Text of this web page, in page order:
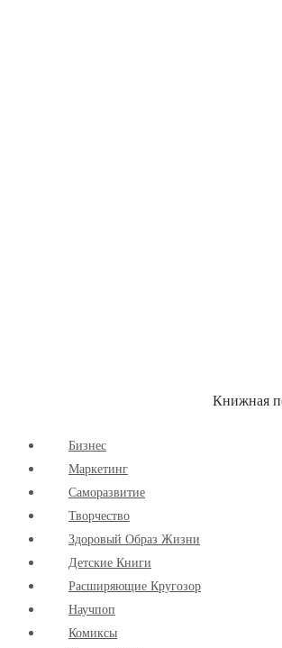
Книжная
Бизнес
Маркетинг
Cаморазвитие
Творчество
Здоровый Образ Жизни
Детские Книги
Расширяющие Кругозор
Научпоп
Комиксы